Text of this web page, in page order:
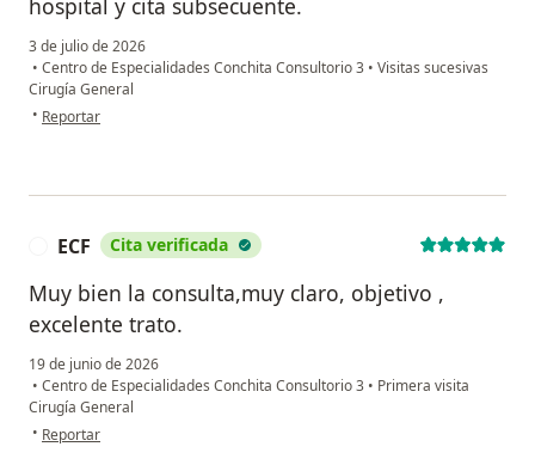
3 de julio de 2026
• Centro de Especialidades Conchita Consultorio 3 • Visitas sucesivas
Cirugía General
• en opinión del usuario Patricia Cantú
Reportar
ECF Cita verificada
Muy bien la consulta,muy claro, objetivo ,
excelente trato.
19 de junio de 2026
• Centro de Especialidades Conchita Consultorio 3 • Primera visita
Cirugía General
• en opinión del usuario ECF
Reportar